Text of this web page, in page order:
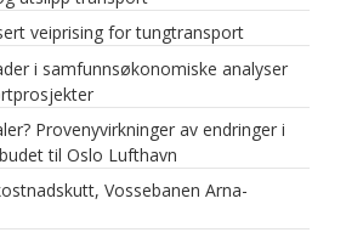
veiprising for tungtransport
i samfunnsøkonomiske analyser
Provenyvirkninger av endringer i
til Oslo Lufthavn
Vossebanen Arna-